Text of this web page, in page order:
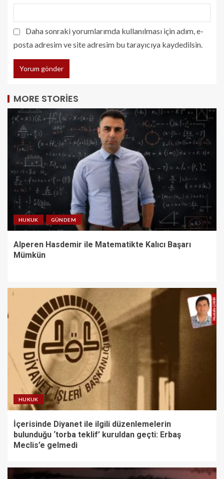
Daha sonraki yorumlarımda kullanılması için adım, e-
posta adresim ve site adresim bu tarayıcıya kaydedilsin.
MORE STORIES
HUKUK GÜNDEM
Alperen Hasdemir ile Matematikte Kalıcı Başarı
Mümkün
HUKUK
İçerisinde Diyanet ile ilgili düzenlemelerin
bulunduğu ‘torba teklif’ kuruldan geçti: Erbaş
Meclis’e gelmedi